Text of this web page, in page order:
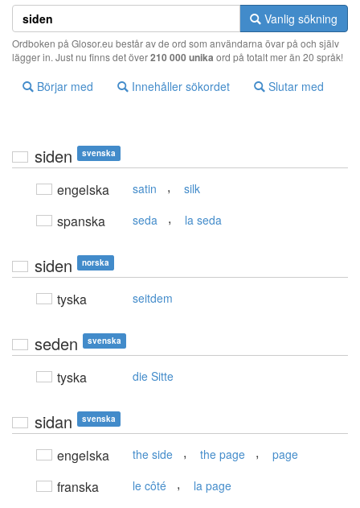
Vanlig sökning
Ordboken på Glosor.eu består av de ord som användarna övar på och själv
lägger in. Just nu finns det över210 000 unika ord på totalt mer än 20 språk!
Börjar med Innehåller sökordet Slutar med
siden svenska
engelska satin , silk
spanska seda , la seda
siden norska
tyska seitdem
seden svenska
tyska die Sitte
sidan svenska
engelska the side , the page , page
franska le côté , la page